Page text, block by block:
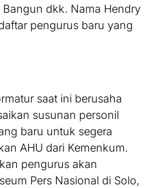
dkk. Nama Hendry
pengurus baru yang
saat ini berusaha
susunan personil
baru untuk segera
AHU dari Kemenkum.
pengurus akan
Pers Nasional di Solo,